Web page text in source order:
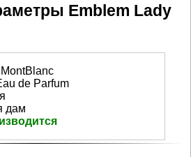
Emblem Lady
MontBlanc
de Parfum
дам